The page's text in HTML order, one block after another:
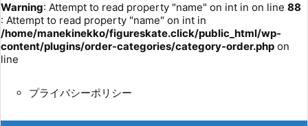
Warning: Attempt to read property "name" on int in on line 88
: Attempt to read property "name" on int in
/home/manekinekko/figureskate.click/public_html/wp-
content/plugins/order-categories/category-order.php on
line
プライバシーポリシー